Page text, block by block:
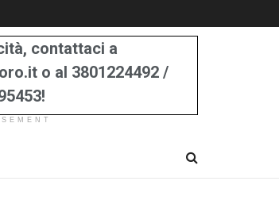
contattaci a
o al 3801224492 /